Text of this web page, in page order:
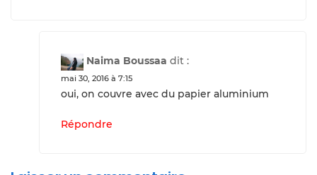
Naima Boussaa dit :
mai 30, 2016 à 7:15
oui, on couvre avec du papier aluminium
Répondre